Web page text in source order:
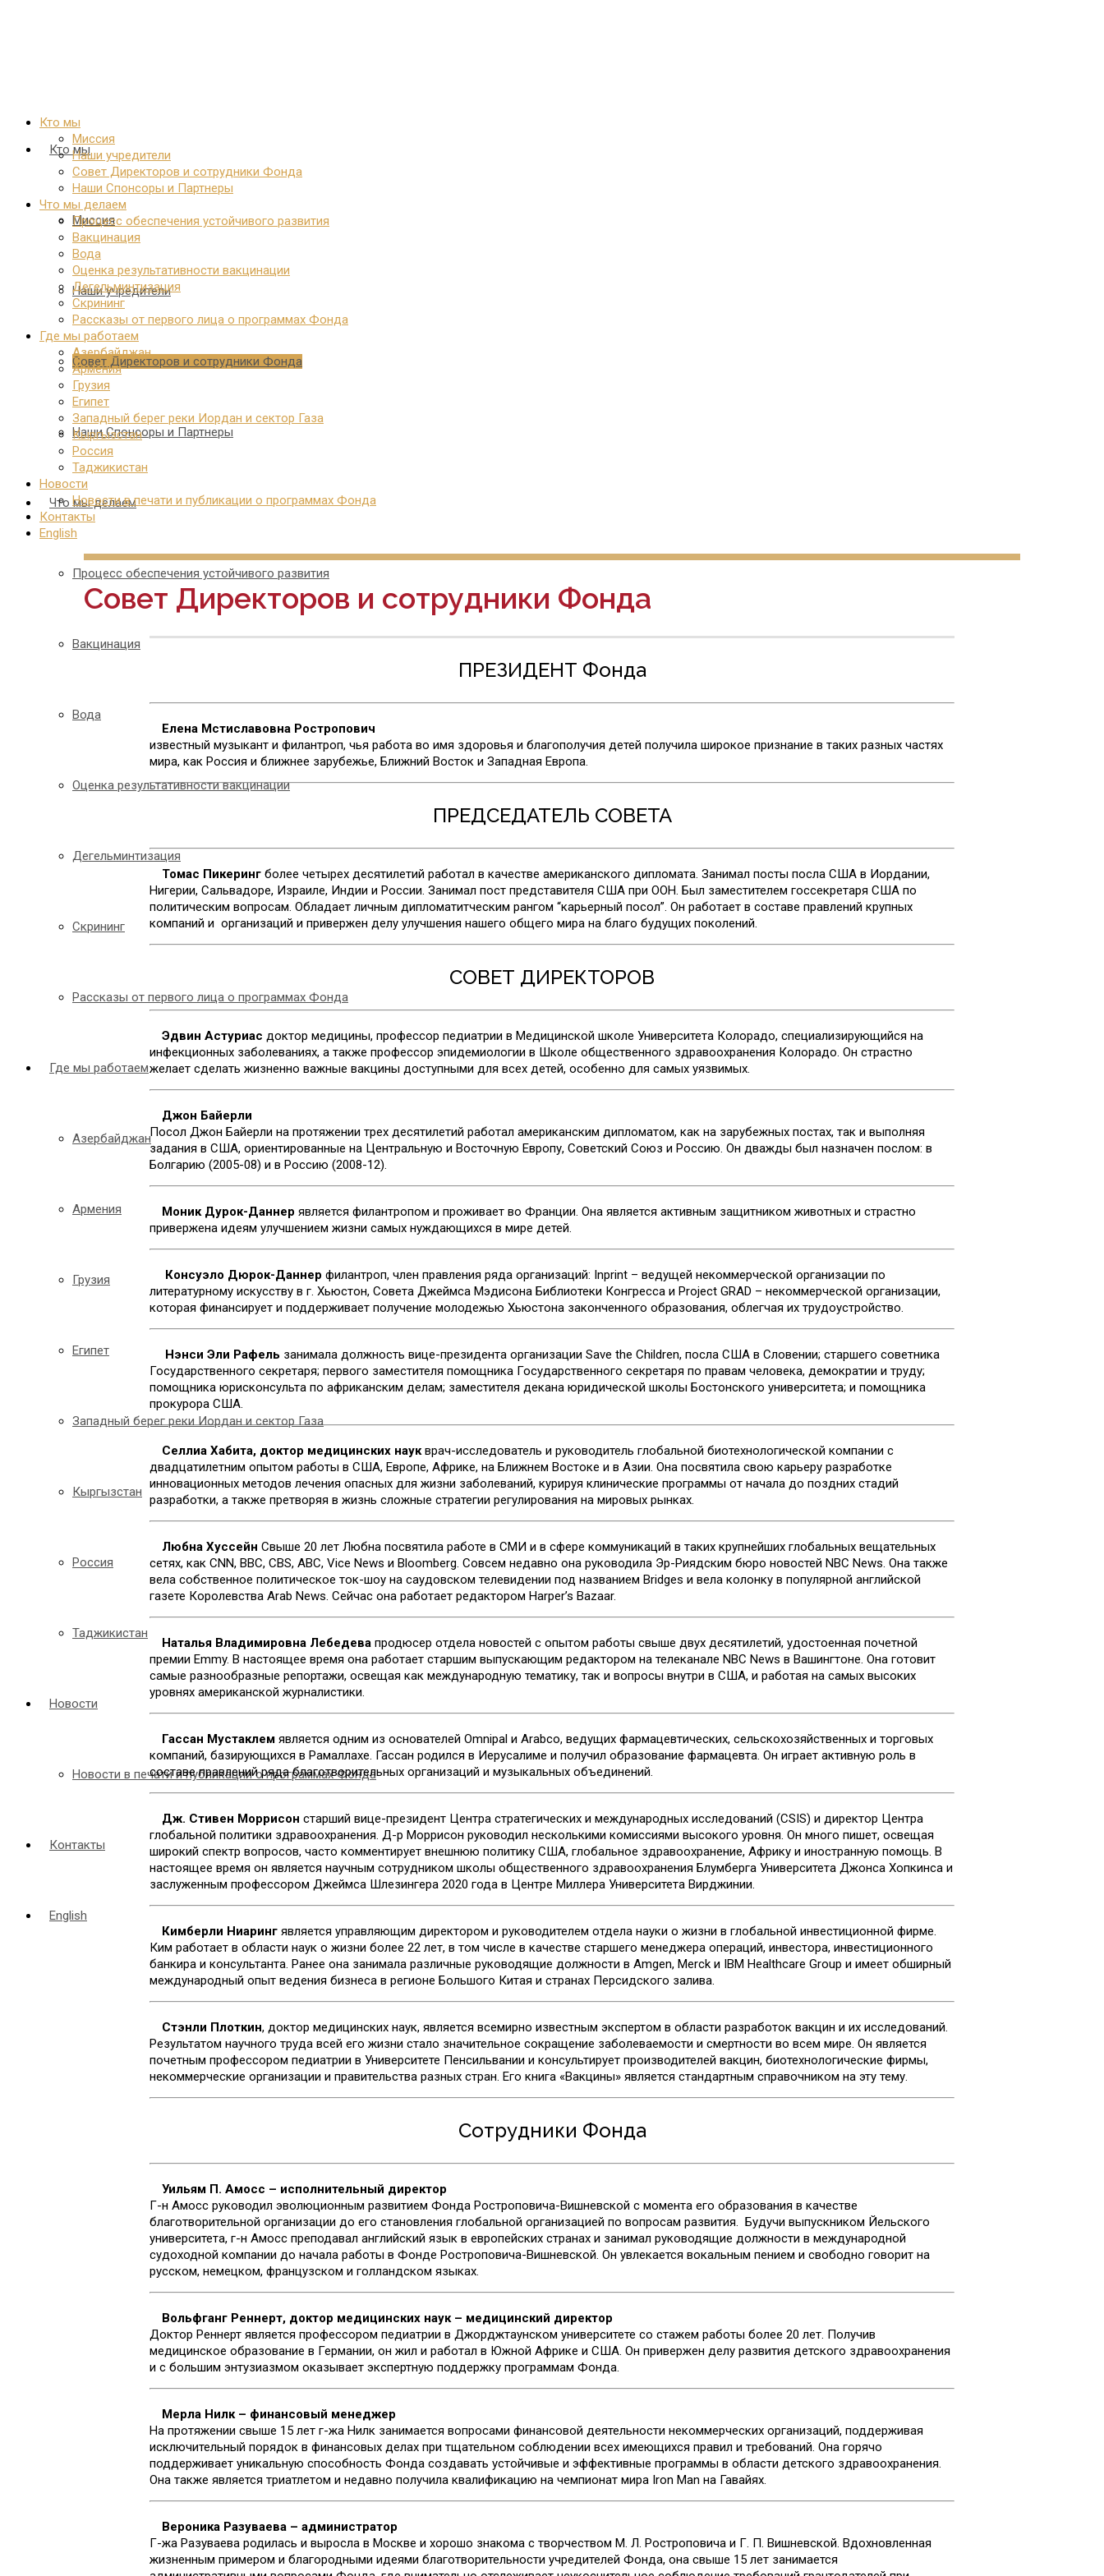
Кто мы
Миссия
Наши учредители
Совет Директоров и сотрудники Фонда
Наши Спонсоры и Партнеры
Что мы делаем
Процесс обеспечения устойчивого развития
Вакцинация
Вода
Оценка результативности вакцинации
Дегельминтизация
Скрининг
Рассказы от первого лица о программах Фонда
Где мы работаем
Азербайджан
Армения
Грузия
Египет
Западный берег реки Иордан и сектор Газа
Кыргызстан
Россия
Таджикистан
Новости
Новости в печати и публикации о программах Фонда
Контакты
English
Кто мы
Миссия
Наши учредители
Совет Директоров и сотрудники Фонда
Наши Спонсоры и Партнеры
Что мы делаем
Процесс обеспечения устойчивого развития
Вакцинация
Вода
Оценка результативности вакцинации
Дегельминтизация
Скрининг
Рассказы от первого лица о программах Фонда
Где мы работаем
Азербайджан
Армения
Грузия
Египет
Западный берег реки Иордан и сектор Газа
Кыргызстан
Россия
Таджикистан
Новости
Новости в печати и публикации о программах Фонда
Контакты
English
Совет Директоров и сотрудники Фонда
ПРЕЗИДЕНТ Фонда
Елена Мстиславовна Ростропович
известный музыкант и филантроп, чья работа во имя здоровья и благополучия детей получила широкое признание в таких разных частях
мира, как Россия и ближнее зарубежье, Ближний Восток и Западная Европа.
ПРЕДСЕДАТЕЛЬ СОВЕТА
Томас Пикеринг более четырех десятилетий работал в качестве американского дипломата. Занимал посты посла США в Иордании,
Нигерии, Сальвадоре, Израиле, Индии и России. Занимал пост представителя США при ООН. Был заместителем госсекретаря США по
политическим вопросам. Обладает личным дипломатитческим рангом “карьерный посол”. Он работает в составе правлений крупных
компаний и организаций и привержен делу улучшения нашего общего мира на благо будущих поколений.
СОВЕТ ДИРЕКТОРОВ
Эдвин Астуриас доктор медицины, профессор педиатрии в Медицинской школе Университета Колорадо, специализирующийся на
инфекционных заболеваниях, а также профессор эпидемиологии в Школе общественного здравоохранения Колорадо. Он страстно
желает сделать жизненно важные вакцины доступными для всех детей, особенно для самых уязвимых.
Джон Байерли
Посол Джон Байерли на протяжении трех десятилетий работал американским дипломатом, как на зарубежных постах, так и выполняя
задания в США, ориентированные на Центральную и Восточную Европу, Советский Союз и Россию. Он дважды был назначен послом: в
Болгарию (2005-08) и в Россию (2008-12).
Моник Дурок-Даннер является филантропом и проживает во Франции. Она является активным защитником животных и страстно
привержена идеям улучшением жизни самых нуждающихся в мире детей.
Консуэло Дюрок-Даннер филантроп, член правления ряда организаций: Inprint – ведущей некоммерческой организации по
литературному искусству в г. Хьюстон, Совета Джеймса Мэдисона Библиотеки Конгресса и Project GRAD – некоммерческой организации,
которая финансирует и поддерживает получение молодежью Хьюстона законченного образования, облегчая их трудоустройство.
Нэнси Эли Рафель занимала должность вице-президента организации Save the Children, посла США в Словении; старшего советника
Государственного секретаря; первого заместителя помощника Государственного секретаря по правам человека, демократии и труду;
помощника юрисконсульта по африканским делам; заместителя декана юридической школы Бостонского университета; и помощника
прокурора США.
Селлиа Хабита, доктор медицинских наукврач-исследователь и руководитель глобальной биотехнологической компании с
двадцатилетним опытом работы в США, Европе, Африке, на Ближнем Востоке и в Азии. Она посвятила свою карьеру разработке
инновационных методов лечения опасных для жизни заболеваний, курируя клинические программы от начала до поздних стадий
разработки, а также претворяя в жизнь сложные стратегии регулирования на мировых рынках.
Любна Хуссейн Свыше 20 лет Любна посвятила работе в СМИ и в сфере коммуникаций в таких крупнейших глобальных вещательных
сетях, как CNN, BBC, CBS, ABC, Vice News и Bloomberg. Совсем недавно она руководила Эр-Риядским бюро новостей NBC News. Она также
вела собственное политическое ток-шоу на саудовском телевидении под названием Bridges и вела колонку в популярной английской
газете Королевства Arab News. Сейчас она работает редактором Harper’s Bazaar.
Наталья Владимировна Лебедева продюсер отдела новостей с опытом работы свыше двух десятилетий, удостоенная почетной
премии Emmy. В настоящее время она работает старшим выпускающим редактором на телеканале NBC News в Вашингтоне. Она готовит
самые разнообразные репортажи, освещая как международную тематику, так и вопросы внутри в США, и работая на самых высоких
уровнях американской журналистики.
Гассан Мустаклем является одним из основателей Omnipal и Arabco, ведущих фармацевтических, сельскохозяйственных и торговых
компаний, базирующихся в Рамаллахе. Гассан родился в Иерусалиме и получил образование фармацевта. Он играет активную роль в
составе правлений ряда благотворительных организаций и музыкальных объединений.
Дж. Стивен Моррисон старший вице-президент Центра стратегических и международных исследований (CSIS) и директор Центра
глобальной политики здравоохранения. Д-р Моррисон руководил несколькими комиссиями высокого уровня. Он много пишет, освещая
широкий спектр вопросов, часто комментирует внешнюю политику США, глобальное здравоохранение, Африку и иностранную помощь. В
настоящее время он является научным сотрудником школы общественного здравоохранения Блумберга Университета Джонса Хопкинса и
заслуженным профессором Джеймса Шлезингера 2020 года в Центре Миллера Университета Вирджинии.
Кимберли Ниаринг является управляющим директором и руководителем отдела науки о жизни в глобальной инвестиционной фирме.
Ким работает в области наук о жизни более 22 лет, в том числе в качестве старшего менеджера операций, инвестора, инвестиционного
банкира и консультанта. Ранее она занимала различные руководящие должности в Amgen, Merck и IBM Healthcare Group и имеет обширный
международный опыт ведения бизнеса в регионе Большого Китая и странах Персидского залива.
Стэнли Плоткин, доктор медицинских наук, является всемирно известным экспертом в области разработок вакцин и их исследований.
Результатом научного труда всей его жизни стало значительное сокращение заболеваемости и смертности во всем мире. Он является
почетным профессором педиатрии в Университете Пенсильвании и консультирует производителей вакцин, биотехнологические фирмы,
некоммерческие организации и правительства разных стран. Его книга «Вакцины» является стандартным справочником на эту тему.
Сотрудники Фонда
Уильям П. Амосс – исполнительный директор
Г-н Амосс руководил эволюционным развитием Фонда Ростроповича-Вишневской с момента его образования в качестве
благотворительной организации до его становления глобальной организацией по вопросам развития. Будучи выпускником Йельского
университета, г-н Амосс преподавал английский язык в европейских странах и занимал руководящие должности в международной
судоходной компании до начала работы в Фонде Ростроповича-Вишневской. Он увлекается вокальным пением и свободно говорит на
русском, немецком, французском и голландском языках.
Вольфганг Реннерт, доктор медицинских наук – медицинский директор
Доктор Реннерт является профессором педиатрии в Джорджтаунском университете со стажем работы более 20 лет. Получив
медицинское образование в Германии, он жил и работал в Южной Африке и США. Он привержен делу развития детского здравоохранения
и с большим энтузиазмом оказывает экспертную поддержку программам Фонда.
Мерла Нилк – финансовый менеджер
На протяжении свыше 15 лет г-жа Нилк занимается вопросами финансовой деятельности некоммерческих организаций, поддерживая
исключительный порядок в финансовых делах при тщательном соблюдении всех имеющихся правил и требований. Она горячо
поддерживает уникальную способность Фонда создавать устойчивые и эффективные программы в области детского здравоохранения.
Она также является триатлетом и недавно получила квалификацию на чемпионат мира Iron Man на Гавайях.
Вероника Разуваева – администратор
Г-жа Разуваева родилась и выросла в Москве и хорошо знакома с творчеством М. Л. Ростроповича и Г. П. Вишневской. Вдохновленная
жизненным примером и благородными идеями благотворительности учредителей Фонда, она свыше 15 лет занимается